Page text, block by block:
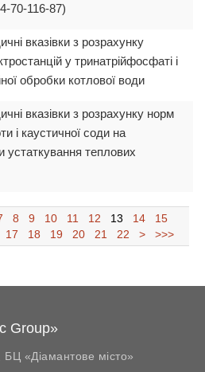
70-116-87)
вказівки з розрахунку
у тринатрійфосфаті і
обробки котлової води
вказівки з розрахунку норм
і каустичної соди на
устаткування теплових
8 9 10 11 12 13 14
15
17 18 19 20 21 22 > >>>
Group»
«Діамантове місто»